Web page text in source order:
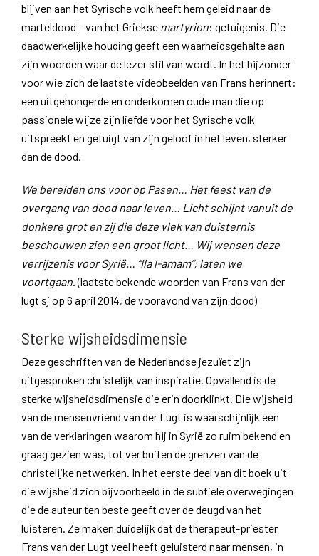
blijven aan het Syrische volk heeft hem geleid naar de
marteldood – van het Griekse martyrion: getuigenis. Die
daadwerkelijke houding geeft een waarheidsgehalte aan
zijn woorden waar de lezer stil van wordt. In het bijzonder
voor wie zich de laatste videobeelden van Frans herinnert:
een uitgehongerde en onderkomen oude man die op
passionele wijze zijn liefde voor het Syrische volk
uitspreekt en getuigt van zijn geloof in het leven, sterker
dan de dood.
We bereiden ons voor op Pasen… Het feest van de
overgang van dood naar leven… Licht schijnt vanuit de
donkere grot en zij die deze vlek van duisternis
beschouwen zien een groot licht… Wij wensen deze
verrijzenis voor Syrië… “Ila l-amam”; laten we
voortgaan . (laatste bekende woorden van Frans van der
lugt sj op 6 april 2014, de vooravond van zijn dood)
Sterke wijsheidsdimensie
Deze geschriften van de Nederlandse jezuïet zijn
uitgesproken christelijk van inspiratie. Opvallend is de
sterke wijsheidsdimensie die erin doorklinkt. Die wijsheid
van de mensenvriend van der Lugt is waarschijnlijk een
van de verklaringen waarom hij in Syrië zo ruim bekend en
graag gezien was, tot ver buiten de grenzen van de
christelijke netwerken. In het eerste deel van dit boek uit
die wijsheid zich bijvoorbeeld in de subtiele overwegingen
die de auteur ten beste geeft over de deugd van het
luisteren. Ze maken duidelijk dat de therapeut-priester
Frans van der Lugt veel heeft geluisterd naar mensen, in